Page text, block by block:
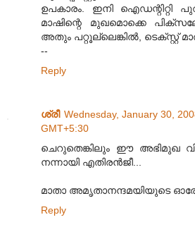
ഉപകാരം. ഇനി ഐഡന്റിറ്റി
മാഷിന്റെ മുഖമൊക്കെ
അതും പറ്റൂല്ലെങ്കില്‍, ടെക്സ്റ്റ്
--
Reply
ശ്രീ Wednesday, January 30,
GMT+5:30
ചെറുതെങ്കിലും ഈ അഭിമുഖ
നന്നായി എതിരന്‍‌ജീ...
മാതാ അമൃതാനന്ദമയിയുടെ
Reply